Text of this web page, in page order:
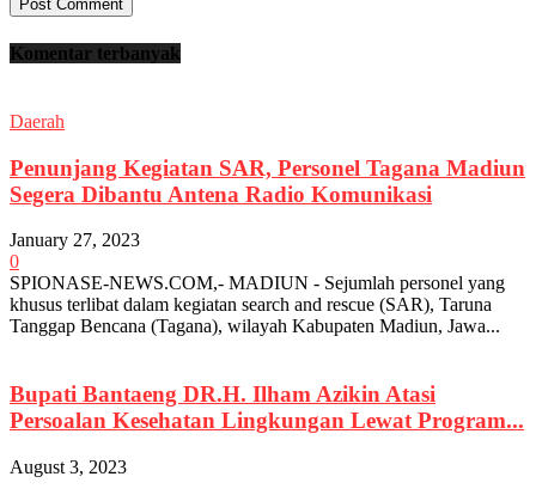
Komentar terbanyak
Daerah
Penunjang Kegiatan SAR, Personel Tagana Madiun
Segera Dibantu Antena Radio Komunikasi
January 27, 2023
0
SPIONASE-NEWS.COM,- MADIUN - Sejumlah personel yang
khusus terlibat dalam kegiatan search and rescue (SAR), Taruna
Tanggap Bencana (Tagana), wilayah Kabupaten Madiun, Jawa...
Bupati Bantaeng DR.H. Ilham Azikin Atasi
Persoalan Kesehatan Lingkungan Lewat Program...
August 3, 2023